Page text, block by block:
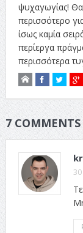
ψυχαγωγίας!
περισσότερο
ίσως καμία
περίεργα
περισσότερα
7 COMMENTS